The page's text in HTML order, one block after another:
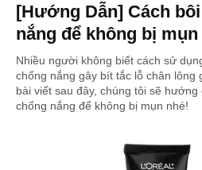
[Hướng Dẫn] Cách
nắng để không bị mụn
Nhiều người không biết cách sử
chống nắng gây bít tắc lỗ chân lông
bài viết sau đây, chúng tôi sẽ
chống nắng để không bị mụn nhé!